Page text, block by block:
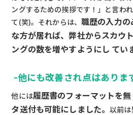
ングするための挨拶です！」と言わ
て(笑)。それからは、 職歴の入力の
な方が居れば、弊社からスカウ
ングの数を増やすようにし てい
-他にも改善され点はありま
他には履歴書のフォーマットを
タ送付も可能にしました。以前は